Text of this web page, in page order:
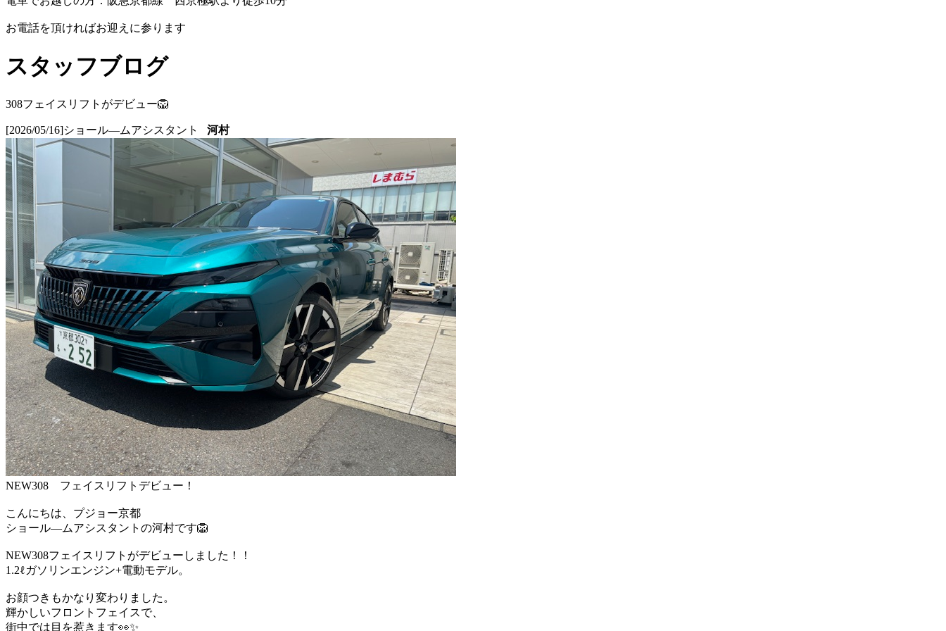
お電話を頂ければお迎えに参ります
スタッフブログ
308フェイスリフトがデビュー🦁
[2026/05/16]ショール―ムアシスタント 河村
NEW308 フェイスリフトデビュー！
こんにちは、プジョー京都
ショール―ムアシスタントの河村です🦁
NEW308フェイスリフトがデビューしました！！
1.2ℓガソリンエンジン+電動モデル。
お顔つきもかなり変わりました。
輝かしいフロントフェイスで、
街中では目を惹きます👀✨